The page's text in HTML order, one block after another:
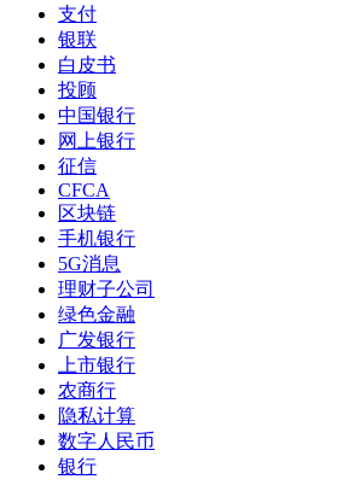
支付
银联
白皮书
投顾
中国银行
网上银行
征信
CFCA
区块链
手机银行
5G消息
理财子公司
绿色金融
广发银行
上市银行
农商行
隐私计算
数字人民币
银行